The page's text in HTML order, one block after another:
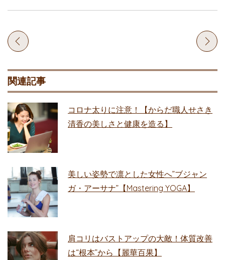
関連記事
コロナ太りに注意！【からだ職人せさき
清香の美しさと健康を造る】
美しい姿勢で凛とした女性へ”ブジャン
ガ・アーサナ”【Mastering YOGA】
肩コリはバストアップの大敵！体質改善
は“根本”から【麗華百果】